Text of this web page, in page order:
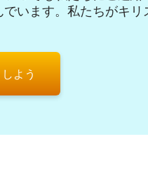
伝には目もくれず、
神の顕現と働き、信
教をカルトとして、
ているわ。政府は聖
います。私たちがキ
よう